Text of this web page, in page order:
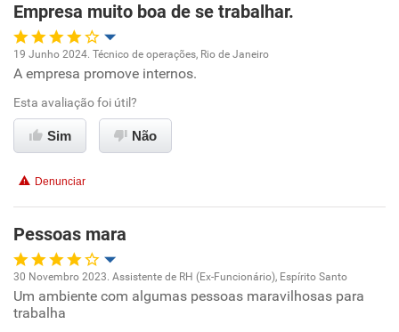
Recomenda esta empresa
Recomenda a diretoria
Empresa muito boa de se trabalhar.
Oportunidade de promoção
Ambiente de trabalho
Benefícios
Recomenda esta empresa
Recomenda a diretoria
19 Junho 2024. Técnico de operações, Rio de Janeiro
A empresa promove internos.
Esta avaliação foi útil?
Sim Não
Denunciar
Pessoas mara
Oportunidade de promoção
30 Novembro 2023. Assistente de RH (Ex-Funcionário), Espírito Santo
Um ambiente com algumas pessoas maravilhosas para
trabalha